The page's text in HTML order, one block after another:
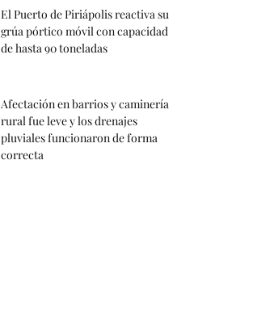
El Puerto de Piriápolis reactiva su
grúa pórtico móvil con capacidad
de hasta 90 toneladas
Afectación en barrios y caminería
rural fue leve y los drenajes
pluviales funcionaron de forma
correcta